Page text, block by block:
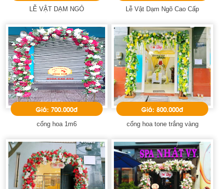
LỄ VẬT DẠM NGỎ Lễ Vật Dạm Ngõ Cao Cấp
Giá: 700.000đ
cổng hoa 1m6
Giá: 800.000đ
cổng hoa tone trắng vàng